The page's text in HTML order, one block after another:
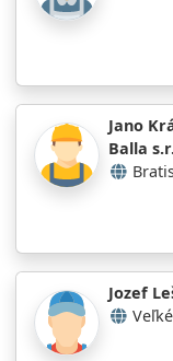
Jano
Balla
Jozef